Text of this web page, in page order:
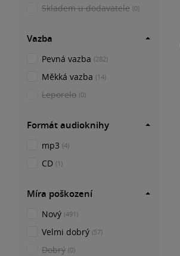
Skladem u dodavatele (0)
Vazba
Pevná vazba (282)
Měkká vazba (14)
Leporelo (0)
Formát audioknihy
mp3 (4)
CD (1)
Míra poškození
Nový (491)
Velmi dobrý (57)
Dobrý (0)